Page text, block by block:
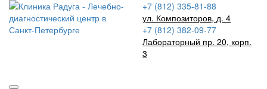
+7 (812) 335-81-88
ул. Композиторов, д. 4
+7 (812) 382-09-77
Лабораторный пр. 20, корп.
3